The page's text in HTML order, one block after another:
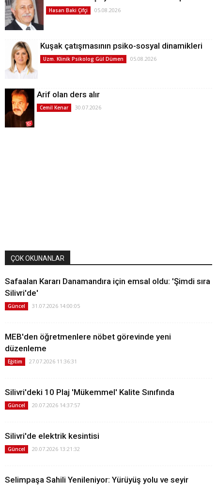
Hasan Baki Çifçi 05.08.2026
Kuşak çatışmasının psiko-sosyal dinamikleri
Uzm. Klinik Psikolog Gül Dümen 05.08.2026
Arif olan ders alır
Cemil Kenar 30.07.2026
ÇOK OKUNANLAR
Safaalan Kararı Danamandıra için emsal oldu: 'Şimdi sıra
Silivri'de'
Güncel 31.07.2026 14:00:05
MEB'den öğretmenlere nöbet görevinde yeni
düzenleme
Eğitim 27.07.2026 11:36:31
Silivri'deki 10 Plaj 'Mükemmel' Kalite Sınıfında
Güncel 20.07.2026 14:37:57
Silivri'de elektrik kesintisi
Güncel 20.07.2026 13:21:32
Selimpaşa Sahili Yenileniyor: Yürüyüş yolu ve seyir